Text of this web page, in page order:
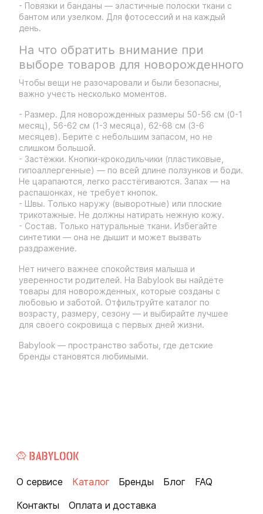
- Повязки и банданы — эластичные полоски ткани с
бантом или узелком. Для фотосессий и на каждый
день.
На что обратить внимание при
выборе товаров для новорожденного
Чтобы вещи не разочаровали и были безопасны,
важно учесть несколько моментов.
- Размер. Для новорожденных размеры 50-56 см (0-1
месяц), 56-62 см (1-3 месяца), 62-68 см (3-6
месяцев). Берите с небольшим запасом, но не
слишком большой.
- Застёжки. Кнопки-крокодильчики (пластиковые,
гипоаллергенные) — по всей длине ползунков и боди.
Не царапаются, легко расстёгиваются. Запах — на
распашонках, не требует кнопок.
- Швы. Только наружу (выворотные) или плоские
трикотажные. Не должны натирать нежную кожу.
- Состав. Только натуральные ткани. Избегайте
синтетики — она не дышит и может вызвать
раздражение.
Нет ничего важнее спокойствия малыша и
уверенности родителей. На Babylook вы найдёте
товары для новорожденных, которые созданы с
любовью и заботой. Отфильтруйте каталог по
возрасту, размеру, сезону — и выбирайте лучшее
для своего сокровища с первых дней жизни.
Babylook — пространство заботы, где детские
бренды становятся любимыми.
О сервисе Каталог Бренды Блог
FAQ
Контакты
Оплата и доставка